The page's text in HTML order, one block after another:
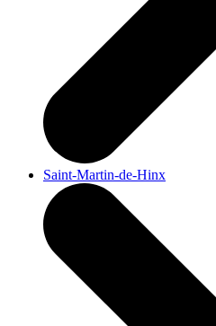
Saint-Martin-de-Hinx